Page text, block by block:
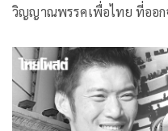
วิญญาณพรรคเพื่อไทย ที่ออก
หลายคนประเมินกำลังกลาย
การเมืองไทย ที่หลายฝ่ายมอ
ครั้งที่ผ่านมา